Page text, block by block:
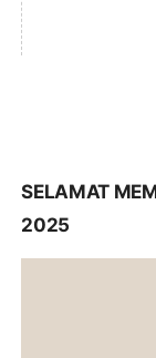
SELAMAT
2025